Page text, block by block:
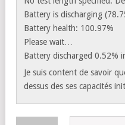
Battery is discharging
Battery health: 100.97%
Please wait…
Battery discharged 0.52%
Je suis content de savoir
dessus des ses capacités